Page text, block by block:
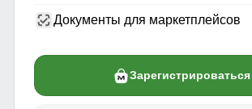
Документы для маркетплейсов
Зарегистрироваться